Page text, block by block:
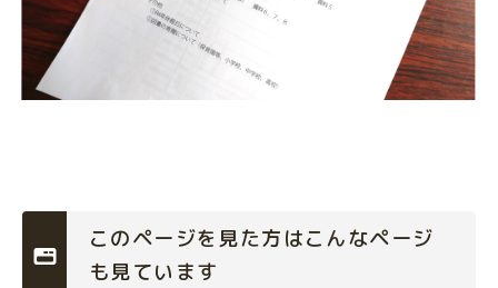
このページを見た方はこんなページ
も見ています